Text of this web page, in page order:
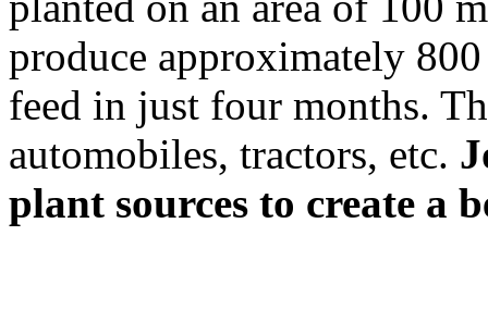
produce approximately
feed in just four months.
automobiles, tractors, etc.
plant sources to create a